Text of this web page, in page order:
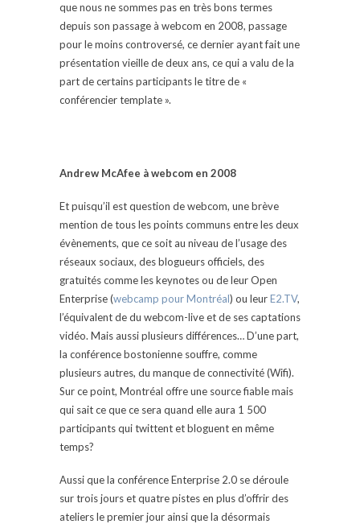
que nous ne sommes pas en très bons termes
depuis son passage à webcom en 2008, passage
pour le moins controversé, ce dernier ayant fait une
présentation vieille de deux ans, ce qui a valu de la
part de certains participants le titre de «
conférencier template ».
Andrew McAfee à webcom en 2008
Et puisqu’il est question de webcom, une brève
mention de tous les points communs entre les deux
évènements, que ce soit au niveau de l’usage des
réseaux sociaux, des blogueurs officiels, des
gratuités comme les keynotes ou de leur Open
Enterprise (webcamp pour Montréal) ou leurE2.TV,
l’équivalent de du webcom-live et de ses captations
vidéo. Mais aussi plusieurs différences… D’une part,
la conférence bostonienne souffre, comme
plusieurs autres, du manque de connectivité (Wifi).
Sur ce point, Montréal offre une source fiable mais
qui sait ce que ce sera quand elle aura 1 500
participants qui twittent et bloguent en même
temps?
Aussi que la conférence Enterprise 2.0 se déroule
sur trois jours et quatre pistes en plus d’offrir des
ateliers le premier jour ainsi que la désormais